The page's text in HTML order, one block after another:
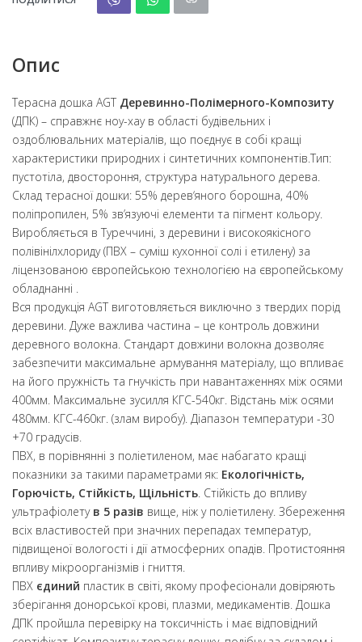
Опис
Терасна дошка AGT Деревинно-Полімерного-Композиту
(ДПК) – справжнє ноу-хау в області будівельних і
оздоблювальних матеріалів, що поєднує в собі кращі
характеристики природних і синтетичних компонентів.Тип:
пустотіла, двостороння, структура натурального дерева.
Склад терасної дошки: 55% дерев‘яного борошна, 40%
поліпропилен, 5% зв’язуючі елементи та пігмент кольору.
Виробляється в Туреччині, з деревини і високоякісного
полівінілхлориду (ПВХ – суміш кухонної солі і етилену) за
ліцензованою європейською технологією на європейському
обладнанні .
Вся продукція AGT виготовляється виключно з твердих порід
деревини. Дуже важлива частина – це контроль довжини
деревного волокна. Стандарт довжини волокна дозволяє
забезпечити максимальне армування матеріалу, що впливає
на його пружність та гнучкість при навантаженнях між осями
400мм. Максимальне зусилля КГС-540кг. Відстань між осями
480мм. КГС-460кг. (злам виробу). Діапазон температури -30
+70 градусів.
ПВХ, в порівнянні з поліетиленом, має набагато кращі
показники за такими параметрами як: Екологічність,
Горючість, Стійкість, Щільність . Стійкість до впливу
ультрафіолету в 5 разів вище, ніж у поліетилену. Збереження
всіх властивостей при значних перепадах температур,
підвищеної вологості і дії атмосферних опадів. Протистояння
впливу мікроорганізмів і гниття.
ПВХ єдиний пластик в світі, якому професіонали довіряють
зберігання донорської крові, плазми, медикаментів. Дошка
ДПК пройшла перевірку на токсичність і має відповідний